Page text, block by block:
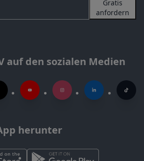
Gratis
anfordern
auf den sozialen Medien
herunter